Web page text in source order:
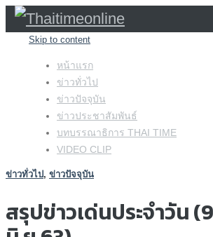
Skip to content
หน้าแรก
ข่าวทั่วไป
ข่าวปัจจุบัน
ข่าวประชาสัมพันธ์
บทบรรณาธิการ THAI TIME
VIDEO CLIP
ข่าวทั่วไป, ข่าวปัจจุบัน
สรุปข่าวเด่นประจำวัน